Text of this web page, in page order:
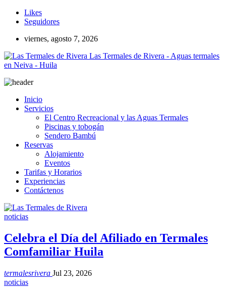
Likes
Seguidores
viernes, agosto 7, 2026
Las Termales de Rivera - Aguas termales
en Neiva - Huila
Inicio
Servicios
El Centro Recreacional y las Aguas Termales
Piscinas y tobogán
Sendero Bambú
Reservas
Alojamiento
Eventos
Tarifas y Horarios
Experiencias
Contáctenos
noticias
Celebra el Día del Afiliado en Termales
Comfamiliar Huila
termalesrivera Jul 23, 2026
noticias